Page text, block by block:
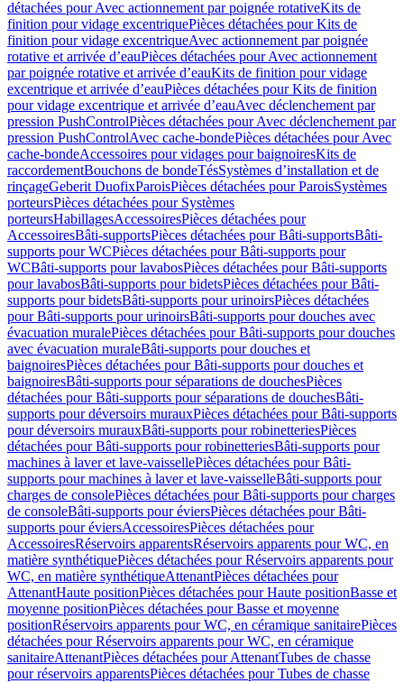
détachées pour Avec actionnement par poignée rotativeKits de
finition pour vidage excentriquePièces détachées pour Kits de
finition pour vidage excentriqueAvec actionnement par poignée
rotative et arrivée d’eauPièces détachées pour Avec actionnement
par poignée rotative et arrivée d’eauKits de finition pour vidage
excentrique et arrivée d’eauPièces détachées pour Kits de finition
pour vidage excentrique et arrivée d’eauAvec déclenchement par
pression PushControlPièces détachées pour Avec déclenchement par
pression PushControlAvec cache-bondePièces détachées pour Avec
cache-bondeAccessoires pour vidages pour baignoiresKits de
raccordementBouchons de bondeTésSystèmes d’installation et de
rinçageGeberit DuofixParoisPièces détachées pour ParoisSystèmes
porteursPièces détachées pour Systèmes
porteursHabillagesAccessoiresPièces détachées pour
AccessoiresBâti-supportsPièces détachées pour Bâti-supportsBâti-
supports pour WCPièces détachées pour Bâti-supports pour
WCBâti-supports pour lavabosPièces détachées pour Bâti-supports
pour lavabosBâti-supports pour bidetsPièces détachées pour Bâti-
supports pour bidetsBâti-supports pour urinoirsPièces détachées
pour Bâti-supports pour urinoirsBâti-supports pour douches avec
évacuation muralePièces détachées pour Bâti-supports pour douches
avec évacuation muraleBâti-supports pour douches et
baignoiresPièces détachées pour Bâti-supports pour douches et
baignoiresBâti-supports pour séparations de douchesPièces
détachées pour Bâti-supports pour séparations de douchesBâti-
supports pour déversoirs murauxPièces détachées pour Bâti-supports
pour déversoirs murauxBâti-supports pour robinetteriesPièces
détachées pour Bâti-supports pour robinetteriesBâti-supports pour
machines à laver et lave-vaissellePièces détachées pour Bâti-
supports pour machines à laver et lave-vaisselleBâti-supports pour
charges de consolePièces détachées pour Bâti-supports pour charges
de consoleBâti-supports pour éviersPièces détachées pour Bâti-
supports pour éviersAccessoiresPièces détachées pour
AccessoiresRéservoirs apparentsRéservoirs apparents pour WC, en
matière synthétiquePièces détachées pour Réservoirs apparents pour
WC, en matière synthétiqueAttenantPièces détachées pour
AttenantHaute positionPièces détachées pour Haute positionBasse et
moyenne positionPièces détachées pour Basse et moyenne
positionRéservoirs apparents pour WC, en céramique sanitairePièces
détachées pour Réservoirs apparents pour WC, en céramique
sanitaireAttenantPièces détachées pour AttenantTubes de chasse
pour réservoirs apparentsPièces détachées pour Tubes de chasse